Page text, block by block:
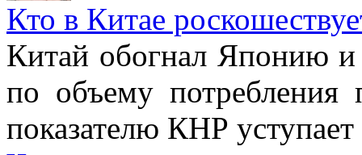
Кто в Китае
Китай обогнал Японию
по объему
показателю КНР